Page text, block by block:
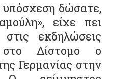
δώσατε,
είχε πει
στις εκδηλώσεις
Δίστομο ο
Γερμανίας στην